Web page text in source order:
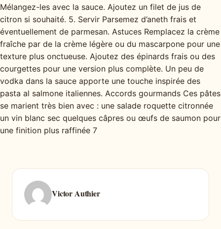
Mélangez-les avec la sauce. Ajoutez un filet de jus de
citron si souhaité. 5. Servir Parsemez d’aneth frais et
éventuellement de parmesan. Astuces Remplacez la crème
fraîche par de la crème légère ou du mascarpone pour une
texture plus onctueuse. Ajoutez des épinards frais ou des
courgettes pour une version plus complète. Un peu de
vodka dans la sauce apporte une touche inspirée des
pasta al salmone italiennes. Accords gourmands Ces pâtes
se marient très bien avec : une salade roquette citronnée
un vin blanc sec quelques câpres ou œufs de saumon pour
une finition plus raffinée 7
Victor Authier